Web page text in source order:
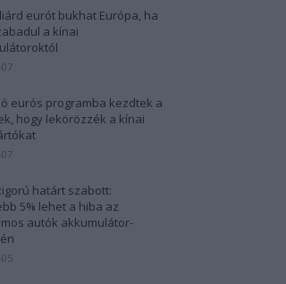
eurót bukhat Európa, ha
a kínai
eurós programba kezdtek a
hogy lekörözzék a kínai
határt szabott:
5% lehet a hiba az
autók akkumulátor-